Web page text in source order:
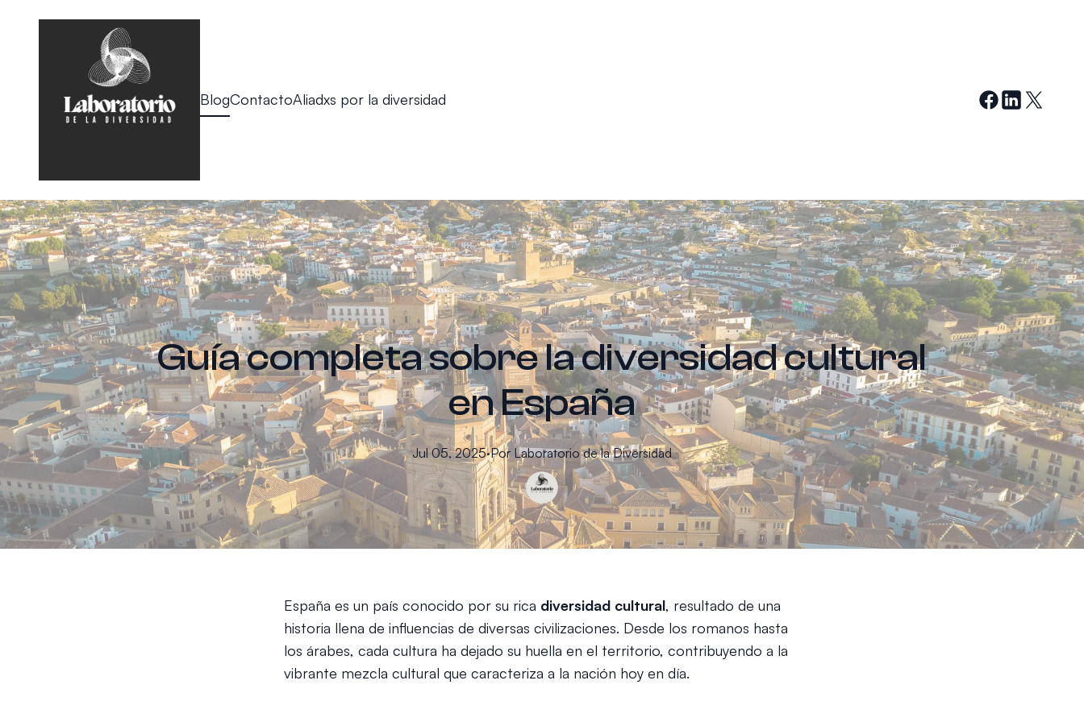
BlogContactoAliadxs por la diversidad
Guía completa sobre la diversidad cultural
en España
Jul 05, 2025·Por Laboratorio de la Diversidad
España es un país conocido por su rica diversidad cultural, resultado de una
historia llena de influencias de diversas civilizaciones. Desde los romanos hasta
los árabes, cada cultura ha dejado su huella en el territorio, contribuyendo a la
vibrante mezcla cultural que caracteriza a la nación hoy en día.